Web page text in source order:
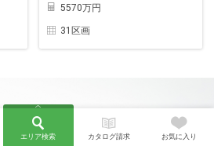
エリア検索 カタログ請求 お気に入り
5570万円
31区画